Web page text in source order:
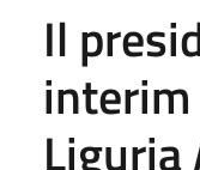
Il
Liguria